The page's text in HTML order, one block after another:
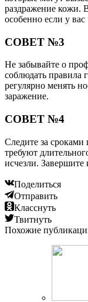
раздражение кожи.
особенно если у
СОВЕТ №3
Не забывайте о
соблюдать
регулярно менять
заражение.
СОВЕТ №4
Следите за
требуют
исчезли. Завершите
Поделиться
Отправить
Класснуть
Твитнуть
Похожие